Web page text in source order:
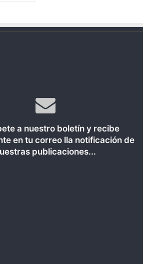
a nuestro boletín y recibe
en tu correo lla notificación de
publicaciones...